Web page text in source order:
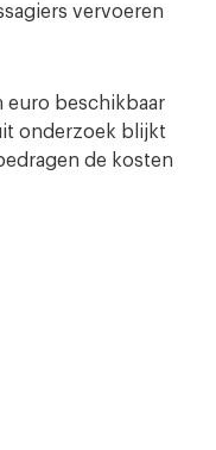
vervoeren
euro beschikbaar
onderzoek blijkt
de kosten